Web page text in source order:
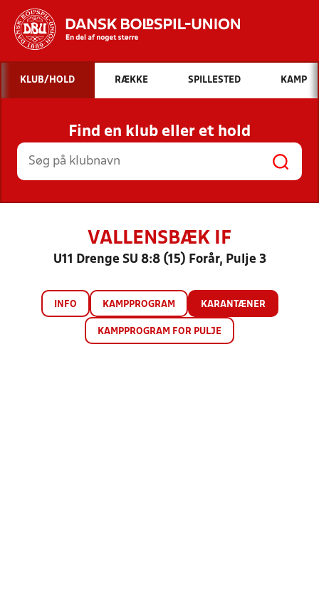
Hvad vil du søge efter?
INDHOLD OG NYHEDER
STILLINGER, RESULTATER, KLUBBER OG
HOLD
KLUB/HOLD RÆKKE SPILLESTED KAMP
Find en klub eller et hold
VALLENSBÆK IF
U11 Drenge SU 8:8 (15) Forår, Pulje 3
INFO KAMPPROGRAM KARANTÆNER
KAMPPROGRAM FOR PULJE